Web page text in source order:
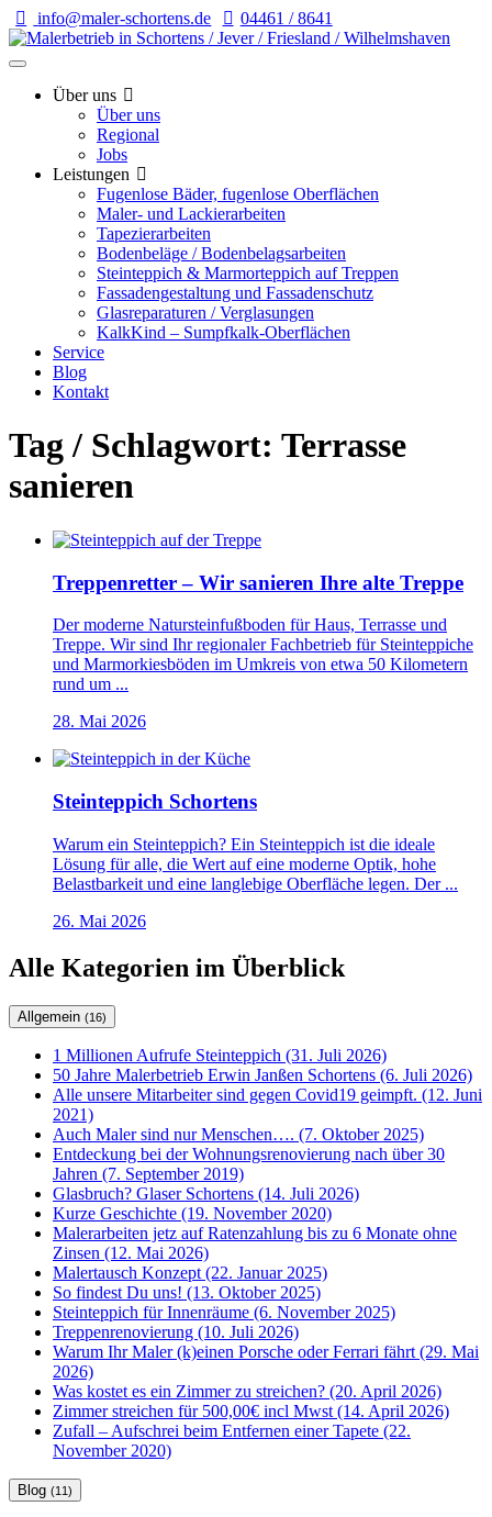
info@maler-schortens.de 04461 / 8641
Über uns
Über uns
Regional
Jobs
Leistungen
Fugenlose Bäder, fugenlose Oberflächen
Maler- und Lackierarbeiten
Tapezierarbeiten
Bodenbeläge / Bodenbelagsarbeiten
Steinteppich & Marmorteppich auf Treppen
Fassadengestaltung und Fassadenschutz
Glasreparaturen / Verglasungen
KalkKind – Sumpfkalk-Oberflächen
Service
Blog
Kontakt
Tag / Schlagwort: Terrasse
sanieren
Treppenretter – Wir sanieren Ihre alte Treppe
Der moderne Natursteinfußboden für Haus, Terrasse und
Treppe. Wir sind Ihr regionaler Fachbetrieb für Steinteppiche
und Marmorkiesböden im Umkreis von etwa 50 Kilometern
rund um ...
28. Mai 2026
Steinteppich Schortens
Warum ein Steinteppich? Ein Steinteppich ist die ideale
Lösung für alle, die Wert auf eine moderne Optik, hohe
Belastbarkeit und eine langlebige Oberfläche legen. Der ...
26. Mai 2026
Alle Kategorien im Überblick
Allgemein (16)
1 Millionen Aufrufe Steinteppich (31. Juli 2026)
50 Jahre Malerbetrieb Erwin Janßen Schortens (6. Juli 2026)
Alle unsere Mitarbeiter sind gegen Covid19 geimpft. (12. Juni
2021)
Auch Maler sind nur Menschen…. (7. Oktober 2025)
Entdeckung bei der Wohnungsrenovierung nach über 30
Jahren (7. September 2019)
Glasbruch? Glaser Schortens (14. Juli 2026)
Kurze Geschichte (19. November 2020)
Malerarbeiten jetz auf Ratenzahlung bis zu 6 Monate ohne
Zinsen (12. Mai 2026)
Malertausch Konzept (22. Januar 2025)
So findest Du uns! (13. Oktober 2025)
Steinteppich für Innenräume (6. November 2025)
Treppenrenovierung (10. Juli 2026)
Warum Ihr Maler (k)einen Porsche oder Ferrari fährt (29. Mai
2026)
Was kostet es ein Zimmer zu streichen? (20. April 2026)
Zimmer streichen für 500,00€ incl Mwst (14. April 2026)
Zufall – Aufschrei beim Entfernen einer Tapete (22.
November 2020)
Blog (11)